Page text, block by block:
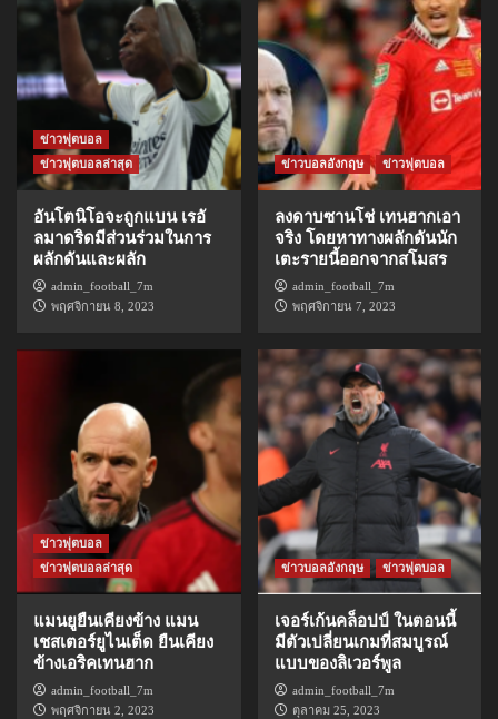
ข่าวฟุตบอล
ข่าวฟุตบอลล่าสุด
อันโตนิโอจะถูกแบน เรอั
ลมาดริดมีส่วนร่วมในการ
ผลักดันและผลัก
admin_football_7m
พฤศจิกายน 8, 2023
ข่าวบอลอังกฤษ ข่าวฟุตบอล
ลงดาบซานโช่ เทนฮากเอา
จริง โดยหาทางผลักดันนัก
เตะรายนี้ออกจากสโมสร
admin_football_7m
พฤศจิกายน 7, 2023
ข่าวฟุตบอล
ข่าวฟุตบอลล่าสุด
แมนยูยืนเคียงข้าง แมน
เชสเตอร์ยูไนเต็ด ยืนเคียง
ข้างเอริคเทนฮาก
admin_football_7m
พฤศจิกายน 2, 2023
ข่าวบอลอังกฤษ ข่าวฟุตบอล
เจอร์เก้นคล็อปป์ ในตอนนี้
มีตัวเปลี่ยนเกมที่สมบูรณ์
แบบของลิเวอร์พูล
admin_football_7m
ตุลาคม 25, 2023